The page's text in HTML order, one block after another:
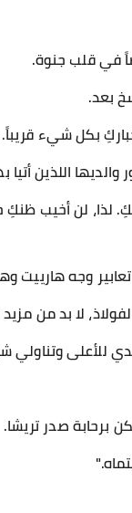
في قلب جنوة.
بعد.
بكل شيء
اللذين
لذا، لن أخيب ظنكِ
وجه هارييت
لا بد من
وتناولي
برحابة صدر تريشا.